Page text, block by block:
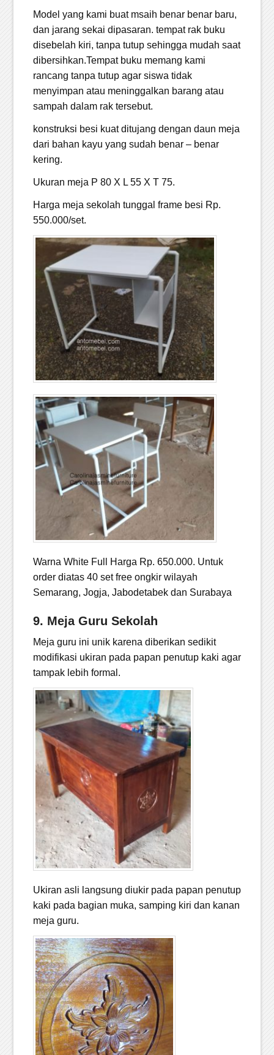
Model yang kami buat msaih benar benar baru,
dan jarang sekai dipasaran. tempat rak buku
disebelah kiri, tanpa tutup sehingga mudah saat
dibersihkan.Tempat buku memang kami
rancang tanpa tutup agar siswa tidak
menyimpan atau meninggalkan barang atau
sampah dalam rak tersebut.
konstruksi besi kuat ditujang dengan daun meja
dari bahan kayu yang sudah benar – benar
kering.
Ukuran meja P 80 X L 55 X T 75.
Harga meja sekolah tunggal frame besi Rp.
550.000/set.
Warna White Full Harga Rp. 650.000. Untuk
order diatas 40 set free ongkir wilayah
Semarang, Jogja, Jabodetabek dan Surabaya
9. Meja Guru Sekolah
Meja guru ini unik karena diberikan sedikit
modifikasi ukiran pada papan penutup kaki agar
tampak lebih formal.
Ukiran asli langsung diukir pada papan penutup
kaki pada bagian muka, samping kiri dan kanan
meja guru.